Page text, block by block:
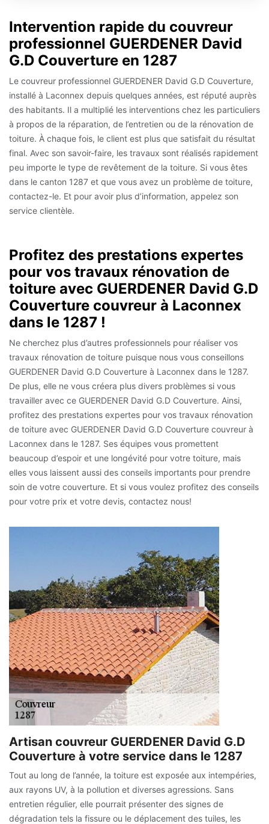
Intervention rapide du couvreur
professionnel GUERDENER David
G.D Couverture en 1287
Le couvreur professionnel GUERDENER David G.D Couverture,
installé à Laconnex depuis quelques années, est réputé auprès
des habitants. Il a multiplié les interventions chez les particuliers
à propos de la réparation, de l’entretien ou de la rénovation de
toiture. À chaque fois, le client est plus que satisfait du résultat
final. Avec son savoir-faire, les travaux sont réalisés rapidement
peu importe le type de revêtement de la toiture. Si vous êtes
dans le canton 1287 et que vous avez un problème de toiture,
contactez-le. Et pour avoir plus d’information, appelez son
service clientèle.
Profitez des prestations expertes
pour vos travaux rénovation de
toiture avec GUERDENER David G.D
Couverture couvreur à Laconnex
dans le 1287 !
Ne cherchez plus d’autres professionnels pour réaliser vos
travaux rénovation de toiture puisque nous vous conseillons
GUERDENER David G.D Couverture à Laconnex dans le 1287.
De plus, elle ne vous créera plus divers problèmes si vous
travailler avec ce GUERDENER David G.D Couverture. Ainsi,
profitez des prestations expertes pour vos travaux rénovation
de toiture avec GUERDENER David G.D Couverture couvreur à
Laconnex dans le 1287. Ses équipes vous promettent
beaucoup d’espoir et une longévité pour votre toiture, mais
elles vous laissent aussi des conseils importants pour prendre
soin de votre couverture. Et si vous voulez profitez des conseils
pour votre prix et votre devis, contactez nous!
Artisan couvreur GUERDENER David G.D
Couverture à votre service dans le 1287
Tout au long de l’année, la toiture est exposée aux intempéries,
aux rayons UV, à la pollution et diverses agressions. Sans
entretien régulier, elle pourrait présenter des signes de
dégradation tels la fissure ou le déplacement des tuiles, les